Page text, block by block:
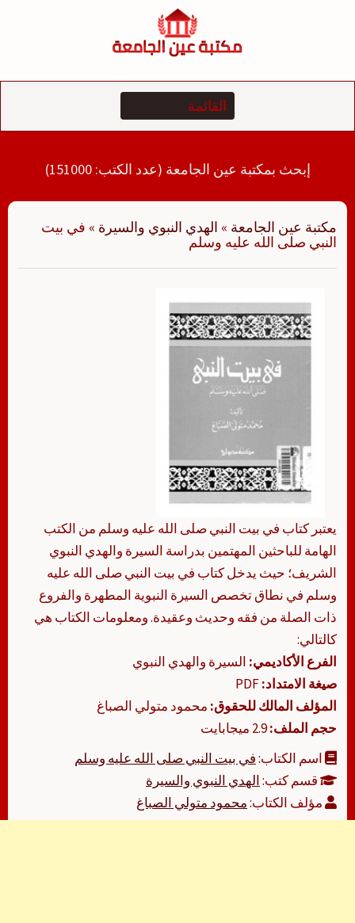
إبحث بمكتبة عين الجامعة (عدد الكتب: 151000)
مكتبة عين الجامعة » الهدي النبوي والسيرة » في بيت
النبي صلى الله عليه وسلم
يعتبر كتاب في بيت النبي صلى الله عليه وسلم من الكتب
الهامة للباحثين المهتمين بدراسة السيرة والهدي النبوي
الشريف؛ حيث يدخل كتاب في بيت النبي صلى الله عليه
وسلم في نطاق تخصص السيرة النبوية المطهرة والفروع
ذات الصلة من فقه وحديث وعقيدة. ومعلومات الكتاب هي
كالتالي:
الفرع الأكاديمي: السيرة والهدي النبوي
صيغة الامتداد:
المؤلف المالك للحقوق: محمود متولي الصباغ
حجم الملف:2.9 ميجابايت
اسم الكتاب:في بيت النبي صلى الله عليه وسلم
قسم كتب:الهدي النبوي والسيرة
مؤلف الكتاب:محمود متولي الصباغ